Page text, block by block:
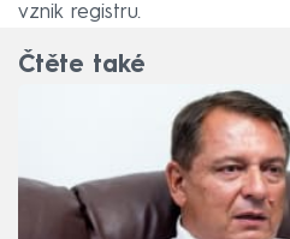
vznik registru.
Čtěte také